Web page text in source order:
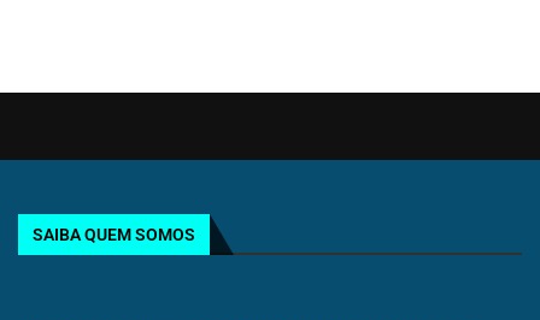
SAIBA QUEM SOMOS